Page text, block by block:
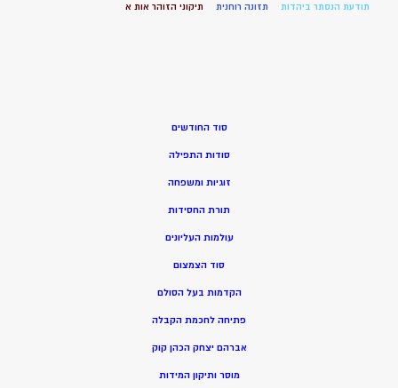
תודעת הנסתר ביהדות תזונה רוחנית תיקוני הזוהר אות א
סוד החודשים
סודות התפילה
זוגיות ומשפחה
תורת החסידות
עולמות העליונים
סוד הצמצום
הקדמות בעל הסולם
פתיחה לחכמת הקבלה
אברהם יצחק הכהן קוק
מוסר ותיקון המידות